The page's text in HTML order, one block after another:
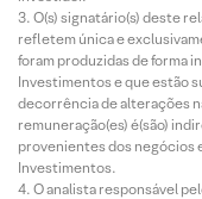
O(s) signatário(s) deste
refletem única e
foram produzidas de forma
Investimentos e que estão
decorrência de alterações
remuneração(es) é(são)
provenientes dos negócios
Investimentos.
O analista responsável